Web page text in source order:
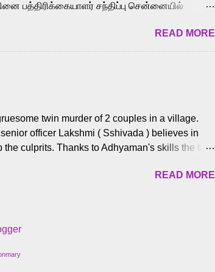
பத்திரிக்கையாளர் சந்திப்பு சென்னையில்
டி வி கணேஷ் , ஜான் விஜய், பேபி கிருத்திகா,
எம். சுகுமார் ஒளிப்பதிவு
இசையமைத்திருக்கிறார். லால்குடி
படத் தொகுப்பு பணிகளை
தயாராகி இருக்கும் இந்தத் திரைப்படத்தை 90
சக்திவேலன் வழங...
READ MORE
twin murder of 2 couples in a village.
officer Lakshmi ( Sshivada ) believes in
culprits. Thanks to Adhyaman's skills the task
link the case to events dating back to 1995.
of encounters between the cops and villainous
While both look menacing and are superb
READ MORE